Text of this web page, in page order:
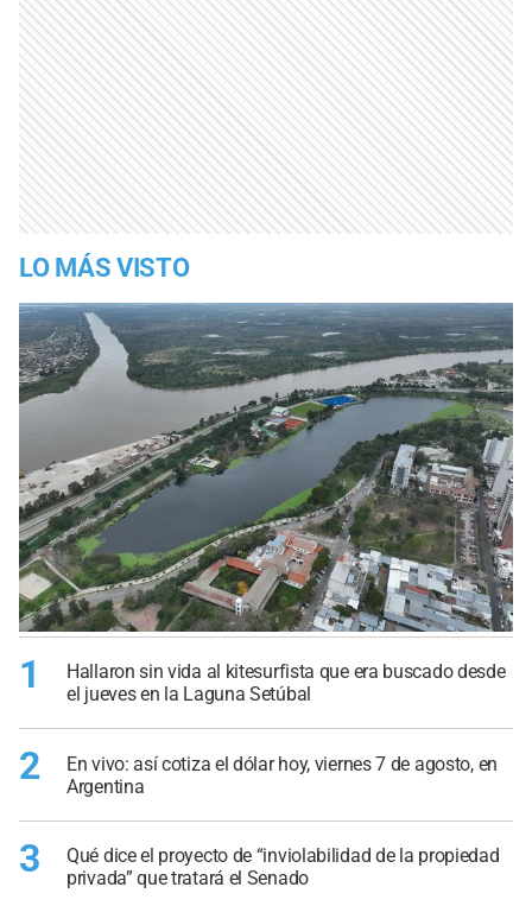
LO MÁS VISTO
1
Hallaron sin vida al kitesurfista que era buscado desde
el jueves en la Laguna Setúbal
2
En vivo: así cotiza el dólar hoy, viernes 7 de agosto, en
Argentina
3
Qué dice el proyecto de “inviolabilidad de la propiedad
privada” que tratará el Senado